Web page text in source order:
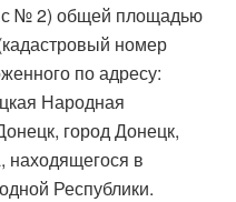
№ 2) общей площадью
номер
по адресу:
Народная
город Донецк,
в
Республики.